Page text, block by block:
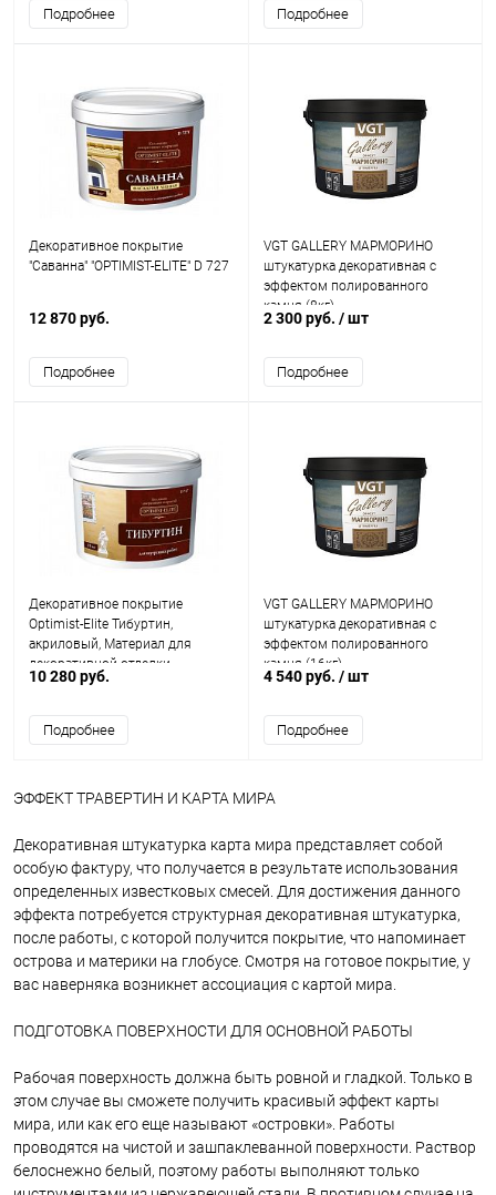
Подробнее Подробнее
Декоративное покрытие
"Саванна" "OPTIMIST-ELITE" D 727
12 870 руб.
Подробнее
VGT GALLERY МАРМОРИНО
штукатурка декоративная с
эффектом полированного
камня (8кг)
2 300 руб. / шт
Подробнее
Декоративное покрытие
Optimist-Elite Тибуртин,
акриловый, Материал для
декоративной отделки
10 280 руб.
Подробнее
VGT GALLERY МАРМОРИНО
штукатурка декоративная с
эффектом полированного
камня (16кг)
4 540 руб. / шт
Подробнее
ЭФФЕКТ ТРАВЕРТИН И КАРТА МИРА
Декоративная штукатурка карта мира представляет собой
особую фактуру, что получается в результате использования
определенных известковых смесей. Для достижения данного
эффекта потребуется структурная декоративная штукатурка,
после работы, с которой получится покрытие, что напоминает
острова и материки на глобусе. Смотря на готовое покрытие, у
вас наверняка возникнет ассоциация с картой мира.
ПОДГОТОВКА ПОВЕРХНОСТИ ДЛЯ ОСНОВНОЙ РАБОТЫ
Рабочая поверхность должна быть ровной и гладкой. Только в
этом случае вы сможете получить красивый эффект карты
мира, или как его еще называют «островки». Работы
проводятся на чистой и зашпаклеванной поверхности. Раствор
белоснежно белый, поэтому работы выполняют только